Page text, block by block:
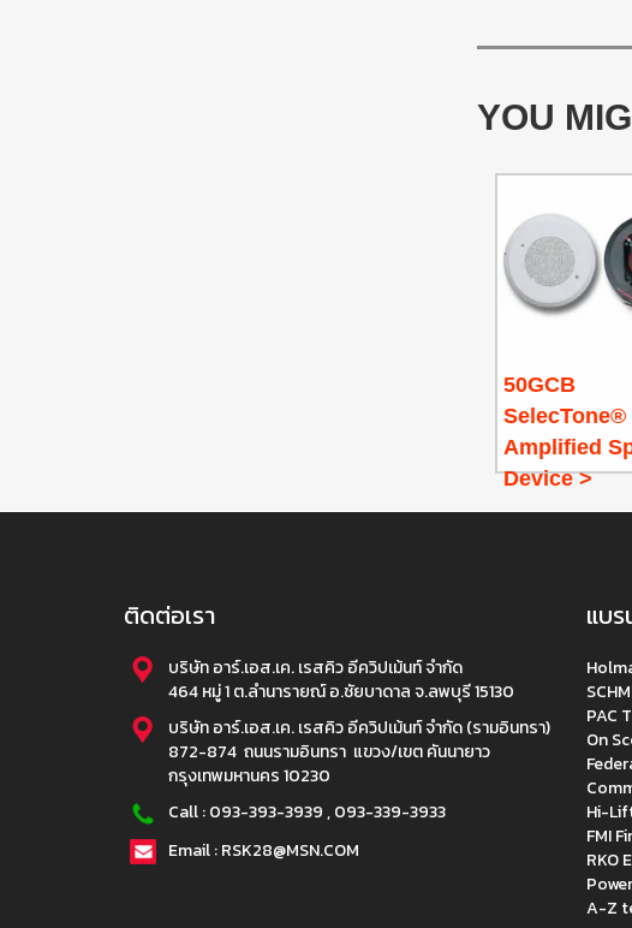
YOU
50GCB
SelecTone®
Amplified
Device >
ติดต่อเรา
บริษัท อาร์.เอส.เค. เรสคิว อีควิปเม้นท์ จำกัด
464 หมู่ 1 ต.ลำนารายณ์ อ.ชัยบาดาล จ.ลพบุรี 15130
บริษัท อาร์.เอส.เค. เรสคิว อีควิปเม้นท์ จำกัด (รามอินทรา)
872-874 ถนนรามอินทรา แขวง/เขต คันนายาว
กรุงเทพมหานคร 10230
Call :093-393-3939,093-339-3933
Email : RSK28@MSN.COM
แบ
PAC
On
Hi-
FMI
RKO
A-Z